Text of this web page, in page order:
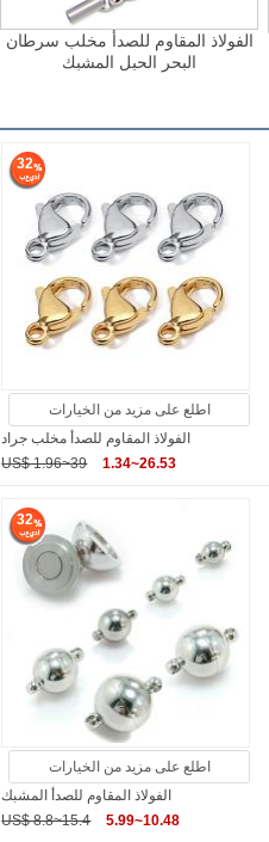
الفولاذ المقاوم للصدأ مخلب سرطان
البحر الحبل المشبك
32
اطلع على مزيد من الخيارات
الفولاذ المقاوم للصدأ مخلب جراد
US$ 1.96~39
1.34~26.53
32
اطلع على مزيد من الخيارات
الفولاذ المقاوم للصدأ المشبك
US$ 8.8~15.4
5.99~10.48